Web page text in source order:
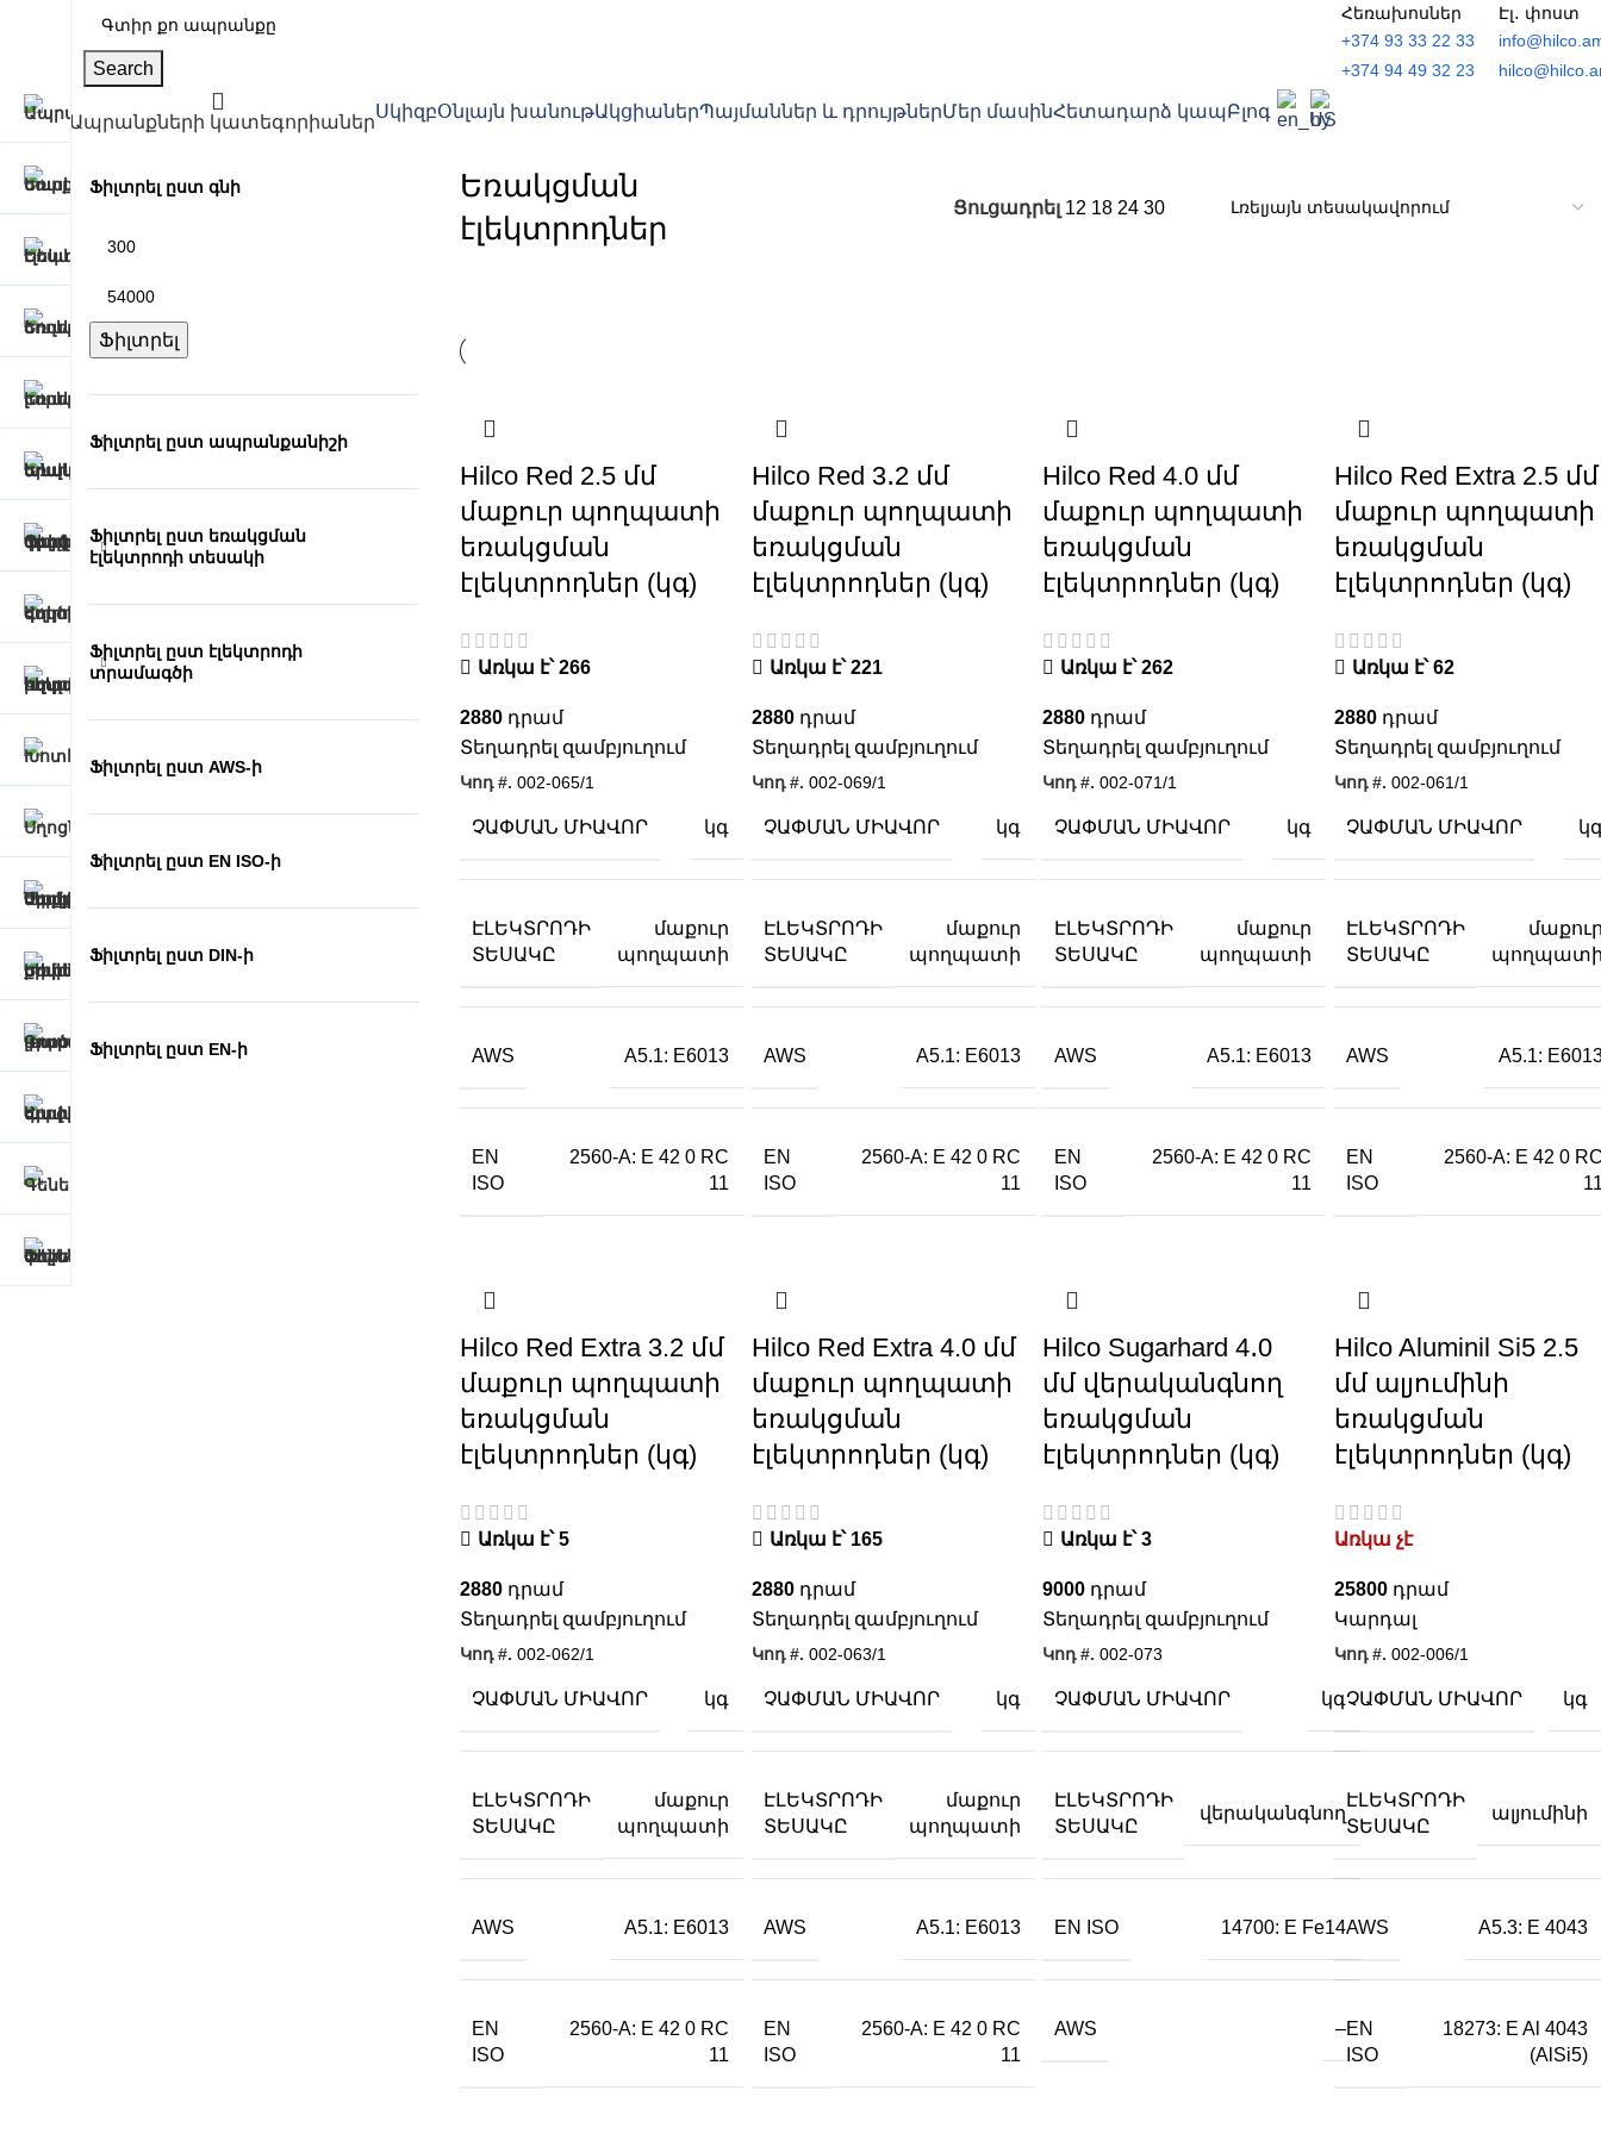
Search
Հեռախոսներ
+374 93 33 22 33
+374 94 49 32 23
Էլ․ փոստ
Ապրանքների կատեգորիաներ
ՍկիզբՕնլայն խանութԱկցիաներՊայմաններ և դրույթներՄեր մասինՀետադարձ կապԲլոգ
Ֆիլտրել ըստ գնի
Ֆիլտրել
Ֆիլտրել ըստ ապրանքանիշի
Ֆիլտրել ըստ եռակցման
էլեկտրոդի տեսակի
Ֆիլտրել ըստ էլեկտրոդի
տրամագծի
Ֆիլտրել ըստ AWS-ի
Ֆիլտրել ըստ EN ISO-ի
Ֆիլտրել ըստ DIN-ի
Ֆիլտրել ըստ EN-ի
Եռակցման
էլեկտրոդներ
Ցուցադրել 12 18 24 30
Hilco Red 2.5 մմ
մաքուր պողպատի
եռակցման
էլեկտրոդներ (կգ)
Առկա է՝ 266
2880
Տեղադրել զամբյուղում
Կոդ #. 002-065/1
ՉԱՓՄԱՆ ՄԻԱՎՈՐ կգ
ԷԼԵԿՏՐՈԴԻ
ՏԵՍԱԿԸ
մաքուր
պողպատի
AWS A5.1: E6013
EN
ISO
2560-A: E 42 0 RC
11
Hilco Red 3․2 մմ
մաքուր պողպատի
եռակցման
էլեկտրոդներ (կգ)
Առկա է՝ 221
2880
Տեղադրել զամբյուղում
Կոդ #. 002-069/1
ՉԱՓՄԱՆ ՄԻԱՎՈՐ կգ
ԷԼԵԿՏՐՈԴԻ
ՏԵՍԱԿԸ
մաքուր
պողպատի
AWS A5.1: E6013
EN
ISO
2560-A: E 42 0 RC
11
Hilco Red 4.0 մմ
մաքուր պողպատի
եռակցման
էլեկտրոդներ (կգ)
Առկա է՝ 262
2880
Տեղադրել զամբյուղում
Կոդ #. 002-071/1
ՉԱՓՄԱՆ ՄԻԱՎՈՐ կգ
ԷԼԵԿՏՐՈԴԻ
ՏԵՍԱԿԸ
մաքուր
պողպատի
AWS A5.1: E6013
EN
ISO
2560-A: E 42 0 RC
11
Hilco Red Extra 2.5 մմ
մաքուր պողպատի
եռակցման
էլեկտրոդներ (կգ)
Առկա է՝ 62
2880
Տեղադրել զամբյուղում
Կոդ #. 002-061/1
ՉԱՓՄԱՆ ՄԻԱՎՈՐ
ԷԼԵԿՏՐՈԴԻ
ՏԵՍԱԿԸ
AWS A5.1:
EN
ISO
2560-A: E 42 0
Hilco Red Extra 3.2 մմ
մաքուր պողպատի
եռակցման
էլեկտրոդներ (կգ)
Առկա է՝ 5
2880
Տեղադրել զամբյուղում
Կոդ #. 002-062/1
ՉԱՓՄԱՆ ՄԻԱՎՈՐ կգ
ԷԼԵԿՏՐՈԴԻ
ՏԵՍԱԿԸ
մաքուր
պողպատի
AWS A5.1: E6013
EN
ISO
2560-A: E 42 0 RC
11
Hilco Red Extra 4.0 մմ
մաքուր պողպատի
եռակցման
էլեկտրոդներ (կգ)
Առկա է՝ 165
2880
Տեղադրել զամբյուղում
Կոդ #. 002-063/1
ՉԱՓՄԱՆ ՄԻԱՎՈՐ կգ
ԷԼԵԿՏՐՈԴԻ
ՏԵՍԱԿԸ
մաքուր
պողպատի
AWS A5.1: E6013
EN
ISO
2560-A: E 42 0 RC
11
Hilco Sugarhard 4․0
մմ վերականգնող
եռակցման
էլեկտրոդներ (կգ)
Առկա է՝ 3
9000
Տեղադրել զամբյուղում
Կոդ #. 002-073
ՉԱՓՄԱՆ ՄԻԱՎՈՐ կգ
ԷԼԵԿՏՐՈԴԻ
ՏԵՍԱԿԸ
վերականգնող
EN ISO 14700: E Fe14
AWS –
Hilco Aluminil Si5 2.5
մմ ալյումինի
եռակցման
էլեկտրոդներ (կգ)
Առկա չէ
25800
Կարդալ
Կոդ #. 002-006/1
ՉԱՓՄԱՆ ՄԻԱՎՈՐ կգ
ԷԼԵԿՏՐՈԴԻ
ՏԵՍԱԿԸ
ալյումինի
AWS A5.3: E 4043
EN
ISO
18273: E Al 4043
(AlSi5)